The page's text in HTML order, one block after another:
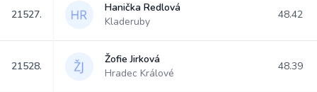
21527.
Hanička Redlová
Kladeruby
48.42
21528.
Žofie Jirková
Hradec Králové
48.39